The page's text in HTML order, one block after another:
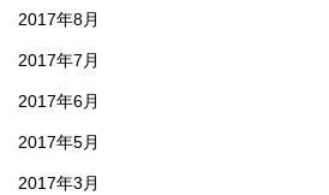
2017年8月
2017年7月
2017年6月
2017年5月
2017年3月